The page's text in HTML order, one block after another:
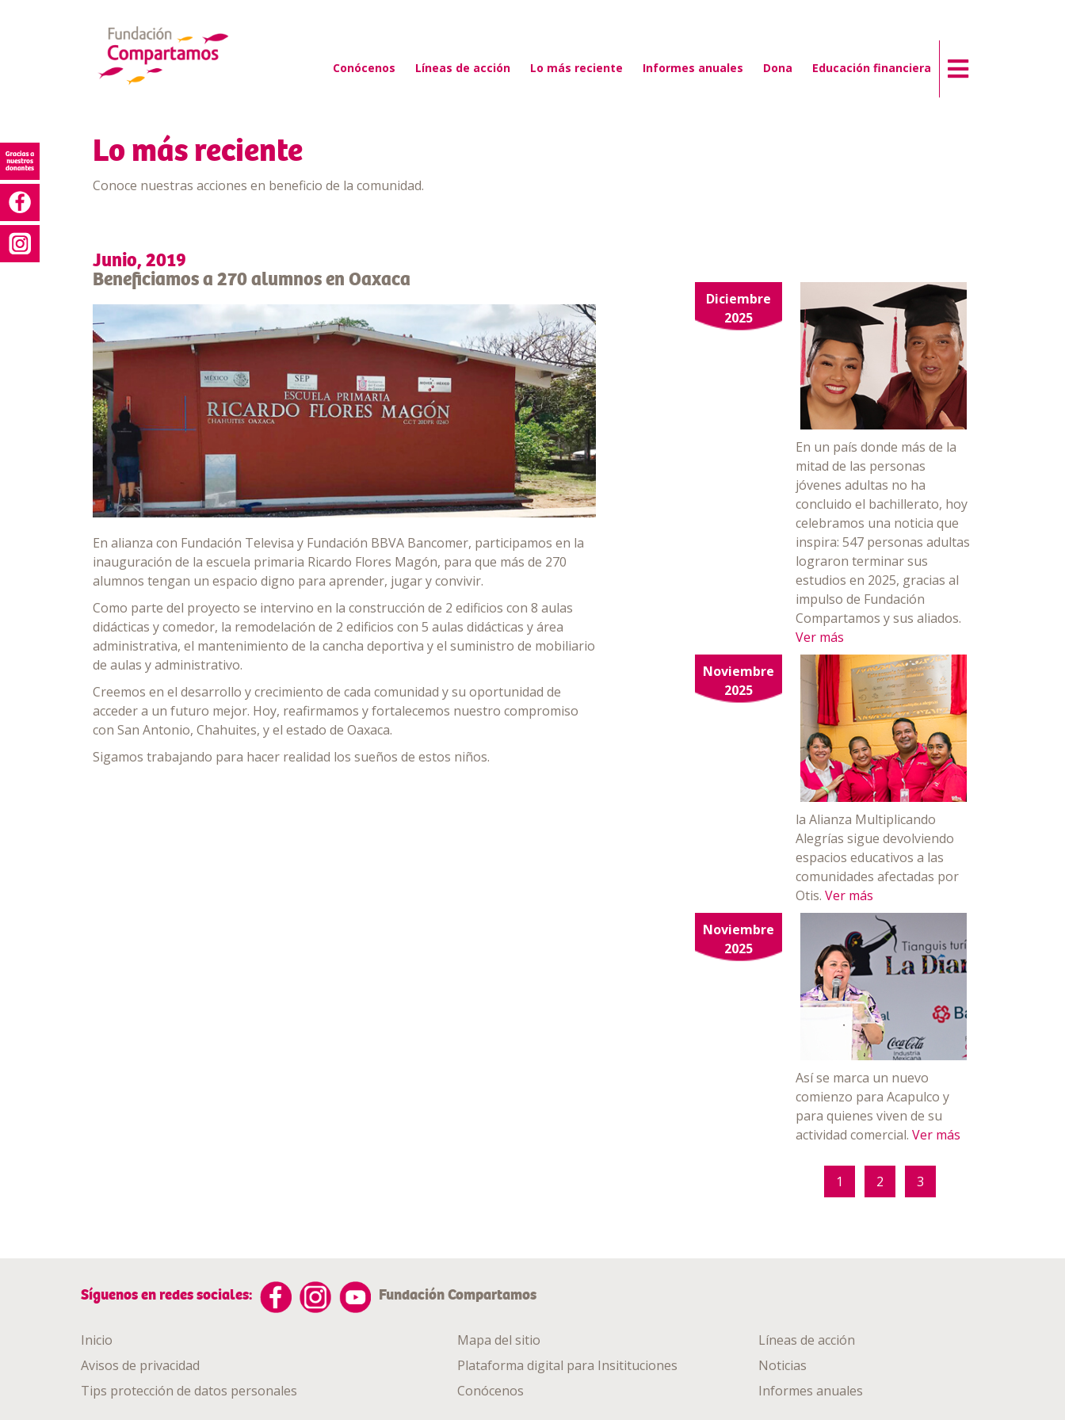
Conócenos Líneas de acción Lo más reciente Informes anuales Dona Educación financiera
Lo más reciente
Conoce nuestras acciones en beneficio de la comunidad.
Junio, 2019
Beneficiamos a 270 alumnos en Oaxaca
En alianza con Fundación Televisa y Fundación BBVA Bancomer, participamos en la
inauguración de la escuela primaria Ricardo Flores Magón, para que más de 270
alumnos tengan un espacio digno para aprender, jugar y convivir.
Como parte del proyecto se intervino en la construcción de 2 edificios con 8 aulas
didácticas y comedor, la remodelación de 2 edificios con 5 aulas didácticas y área
administrativa, el mantenimiento de la cancha deportiva y el suministro de mobiliario
de aulas y administrativo.
Creemos en el desarrollo y crecimiento de cada comunidad y su oportunidad de
acceder a un futuro mejor. Hoy, reafirmamos y fortalecemos nuestro compromiso
con San Antonio, Chahuites, y el estado de Oaxaca.
Sigamos trabajando para hacer realidad los sueños de estos niños.
Diciembre
2025
En un país donde más de la
mitad de las personas
jóvenes adultas no ha
concluido el bachillerato, hoy
celebramos una noticia que
inspira: 547 personas adultas
lograron terminar sus
estudios en 2025, gracias al
impulso de Fundación
Compartamos y sus aliados.
Ver más
Noviembre
2025
la Alianza Multiplicando
Alegrías sigue devolviendo
espacios educativos a las
comunidades afectadas por
Otis. Ver más
Noviembre
2025
Así se marca un nuevo
comienzo para Acapulco y
para quienes viven de su
actividad comercial. Ver más
1 2 3
Síguenos en redes sociales: Fundación Compartamos
Inicio Mapa del sitio
Líneas de acción
Avisos de privacidad
Plataforma digital para Insitituciones
Noticias
Tips protección de datos personales
Conócenos Informes anuales